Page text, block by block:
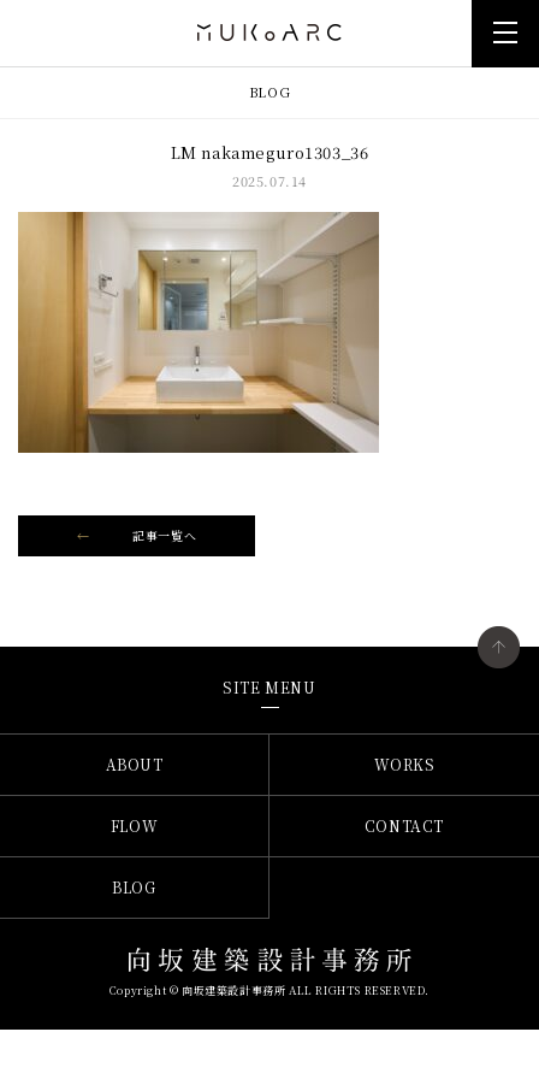
BLOG
LM nakameguro1303_36
2025.07.14
記事一覧へ
SITE MENU
ABOUT WORKS
FLOW CONTACT
BLOG
Copyright © 向坂建築設計事務所 ALL RIGHTS RESERVED.